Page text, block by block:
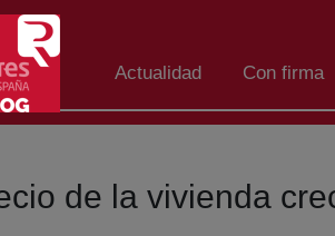
Actualidad Con firma
de la vivienda